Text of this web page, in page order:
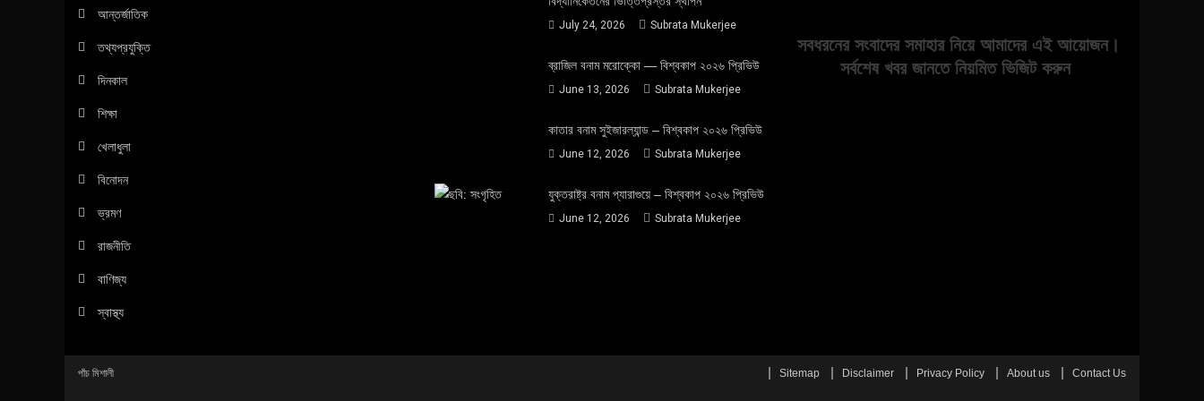
আন্তর্জাতিক
তথ্যপ্রযুক্তি
দিনকাল
শিক্ষা
খেলাধুলা
বিনোদন
ভ্রমণ
রাজনীতি
বাণিজ্য
স্বাস্থ্য
July 24, 2026 Subrata Mukerjee
ব্রাজিল বনাম মরোক্কো — বিশ্বকাপ ২০২৬ প্রিভিউ
June 13, 2026 Subrata Mukerjee
কাতার বনাম সুইজারল্যান্ড – বিশ্বকাপ ২০২৬ প্রিভিউ
June 12, 2026 Subrata Mukerjee
যুক্তরাষ্ট্র বনাম প্যারাগুয়ে – বিশ্বকাপ ২০২৬ প্রিভিউ
June 12, 2026 Subrata Mukerjee
সবধরনের সংবাদের সমাহার নিয়ে আমাদের এই আয়োজন।
সর্বশেষ খবর জানতে নিয়মিত ভিজিট করুন
পাঁচ মিশালী Sitemap Disclaimer Privacy Policy About us Contact Us